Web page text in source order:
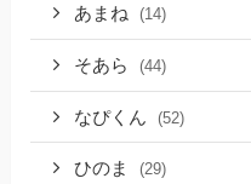
あまね (14)
そあら (44)
なぴくん (52)
ひのま (29)